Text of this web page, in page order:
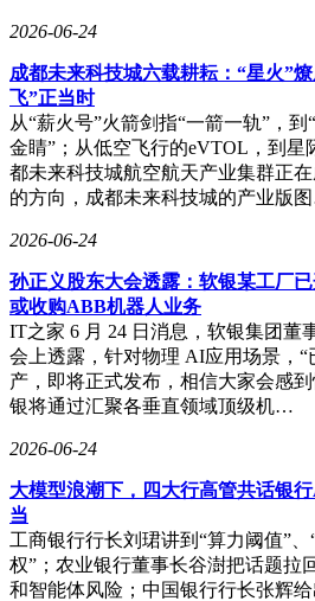
跨模型迁移实验验证了该框架的普
百分点的性能提升。这种"记忆模块
低成本升级AI系统提供了可行路径。
型仅需70亿参数即可达到最佳效果
模。
典型案例分析揭示了生成式记忆的
RAG系统因数字错配导致失败。但
边界。研究团队特别指出，3.2%的
辑合理但实际错误的指令，这为后续
该成果已通过arXiv平台公开技术细
含四个测试场景的完整数据集和模
索将记忆溯源机制引入系统，使AI既
推动人机协作进入新阶段。
2026-06-24
成都未来科技城六载耕耘：“星火”
飞”正当时
从“薪火号”火箭剑指“一箭一轨”，到
金睛”；从低空飞行的eVTOL，到
都未来科技城航空航天产业集群正
的方向，成都未来科技城的产业版
2026-06-24
孙正义股东大会透露：软银某工厂
或收购ABB机器人业务
IT之家 6 月 24 日消息，软银集团董
会上透露，针对物理 AI应用场景，
产，即将正式发布，相信大家会感
银将通过汇聚各垂直领域顶级机…
2026-06-24
大模型浪潮下，四大行高管共话银
当
工商银行行长刘珺讲到“算力阈值”、
权”；农业银行董事长谷澍把话题拉
和智能体风险；中国银行行长张辉